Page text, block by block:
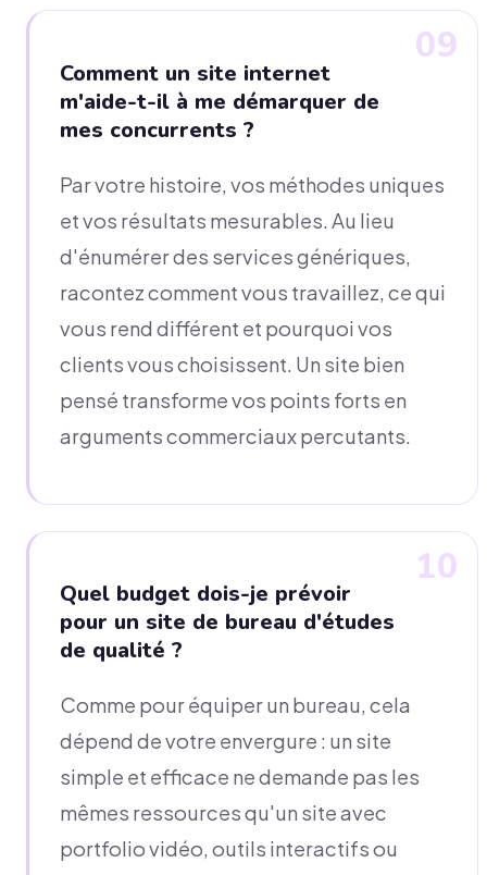
09
Comment un site internet
m'aide-t-il à me démarquer de
mes concurrents ?
Par votre histoire, vos méthodes uniques
et vos résultats mesurables. Au lieu
d'énumérer des services génériques,
racontez comment vous travaillez, ce qui
vous rend différent et pourquoi vos
clients vous choisissent. Un site bien
pensé transforme vos points forts en
arguments commerciaux percutants.
10
Quel budget dois-je prévoir
pour un site de bureau d'études
de qualité ?
Comme pour équiper un bureau, cela
dépend de votre envergure : un site
simple et efficace ne demande pas les
mêmes ressources qu'un site avec
portfolio vidéo, outils interactifs ou